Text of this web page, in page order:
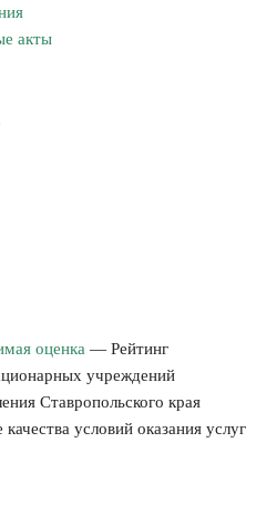
акты
оценка — Рейтинг
учреждений
Ставропольского края
условий оказания услуг